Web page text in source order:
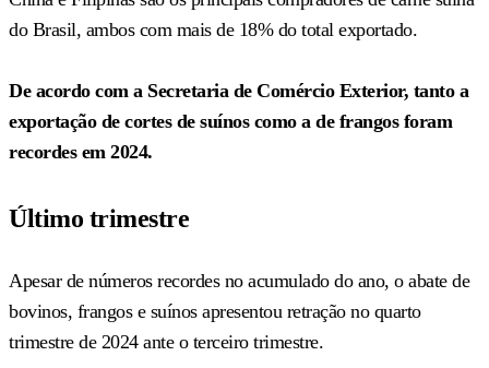
do Brasil, ambos com mais de 18% do total exportado.
De acordo com a Secretaria de Comércio Exterior, tanto a
exportação de cortes de suínos como a de frangos foram
recordes em 2024.
Último trimestre
Apesar de números recordes no acumulado do ano, o abate de
bovinos, frangos e suínos apresentou retração no quarto
trimestre de 2024 ante o terceiro trimestre.